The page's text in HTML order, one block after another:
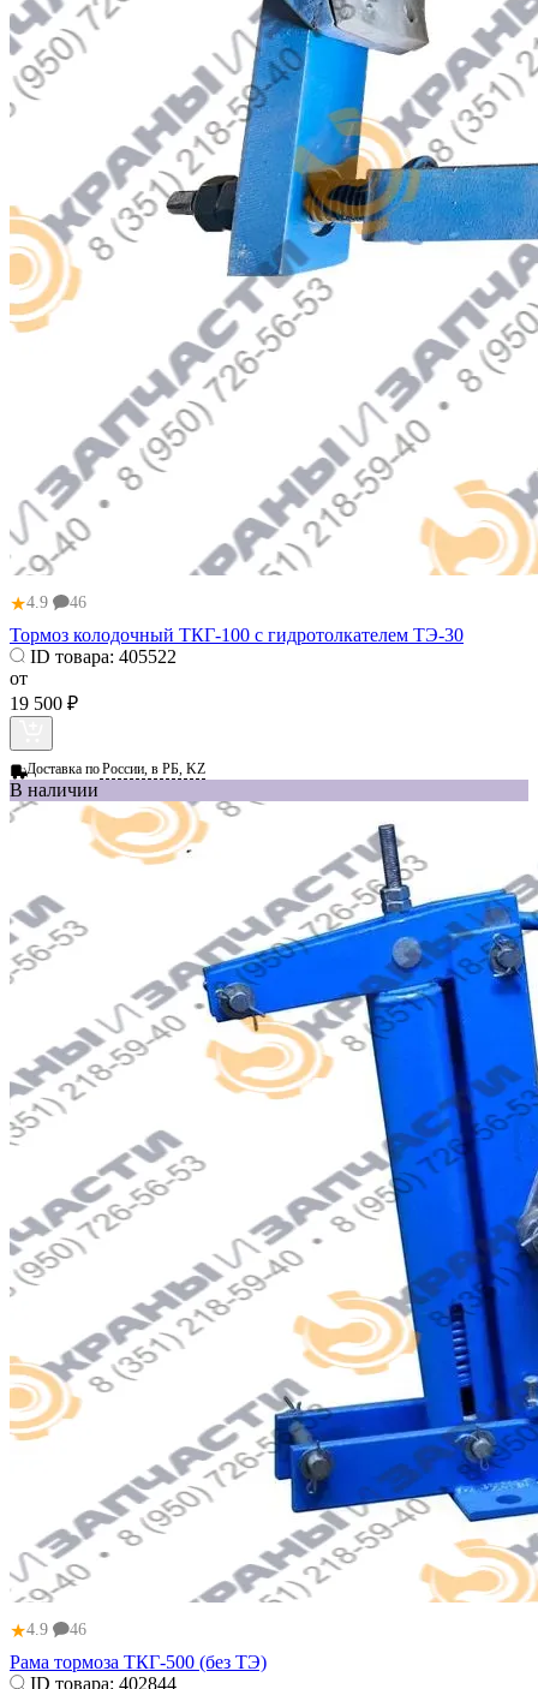
★4.9 46
Тормоз колодочный ТКГ-100 с гидротолкателем ТЭ-30
ID товара: 405522
от
19 500 ₽
Доставка поРоссии, в РБ, KZ
В наличии
★4.9 46
Рама тормоза ТКГ-500 (без ТЭ)
ID товара: 402844